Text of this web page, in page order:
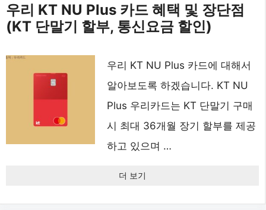
우리 KT NU Plus 카드 혜택 및 장단점
(KT 단말기 할부, 통신요금 할인)
우리 KT NU Plus 카드에 대해서
알아보도록 하겠습니다. KT NU
Plus 우리카드는 KT 단말기 구매
시 최대 36개월 장기 할부를 제공
하고 있으며 …
더 보기